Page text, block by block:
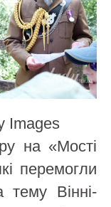
Images
на «Мості
перемогли
тему Вінні-